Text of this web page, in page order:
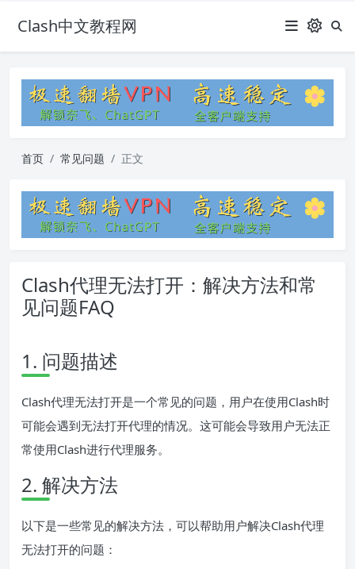
Clash中文教程网
首页 常见问题 正文
Clash代理无法打开：解决方法和常
见问题FAQ
1. 问题描述
Clash代理无法打开是一个常见的问题，用户在使用Clash时
可能会遇到无法打开代理的情况。这可能会导致用户无法正
常使用Clash进行代理服务。
2. 解决方法
以下是一些常见的解决方法，可以帮助用户解决Clash代理
无法打开的问题：